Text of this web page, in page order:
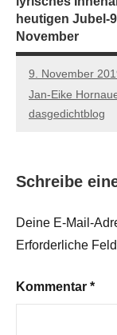
heutigen Jubel-
November
9. November
Jan-Eike
dasgedichtblog
Schreibe
Deine E-Mail-
Erforderliche
Kommentar *